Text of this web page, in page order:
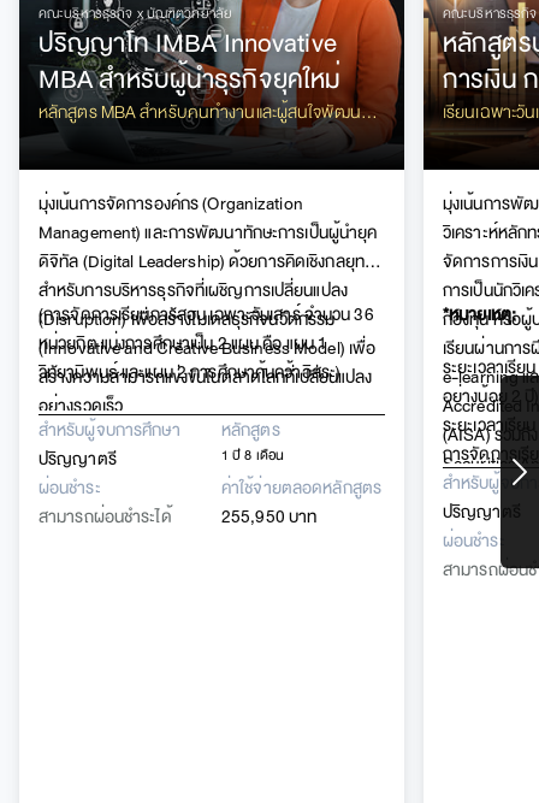
คณะบริหารธุรกิจ xบัณฑิตวิทยาลัย
ปริญญาโท IMBA Innovative
MBA สำหรับผู้นำธุรกิจยุคใหม่
หลักสูตร MBA สำหรับคนทำงานและผู้สนใจพัฒนา
ศักยภาพธุรกิจ เรียนรู้การบริหาร การตลาด การเงิน
และนวัตกรรม เพื่อเติบโตในโลกธุรกิจที่เปลี่ยนแปลง
รวดเร็ว
มุ่งเน้นการจัดการองค์กร (Organization
Management) และการพัฒนาทักษะการเป็นผู้นำยุค
ดิจิทัล (Digital Leadership) ด้วยการคิดเชิงกลยุทธ์
สำหรับการบริหารธุรกิจที่เผชิญการเปลี่ยนแปลง
(Disruption) เพื่อสร้างโมเดลธุรกิจนวัตกรรม
(Innovative and Creative Business Model) เพื่อ
สร้างความสามารถแข่งขันในตลาดโลกที่เปลี่ยนแปลง
อย่างรวดเร็ว
(การจัดการเรียนการสอน เฉพาะวันเสาร์ จำนวน 36
หน่วยกิต แบ่งการศึกษาเป็น2 แผน คือ แผน 1
วิทยานิพนธ์ และแผน 2 การศึกษาค้นคว้าอิสระ)
สำหรับผู้จบการศึกษา
ปริญญาตรี
หลักสูตร
1 ปี 8 เดือน
ผ่อนชำระ
สามารถผ่อนชำระได้
ค่าใช้จ่ายตลอดหลักสูตร
255,950 บาท
คณะบริหารธุรกิ
หลักสูต
การเงิน
หลักทรั
เรียนเฉพาะวั
เตรียมสู่สาย
กองทุน และผู้
มุ่งเน้นการพั
วิเคราะห์หลัก
จัดการการเงิ
การเป็นนักวิ
กองทุน หรือผู้
เรียนผ่านการ
e-learning แ
Accredited
(AISA) รวมถึ
Securities
*หมายเหตุ:
ระยะเวลาเรี
อย่างน้อย 2 ปี)
ระยะเวลาเรี
การจัดการเรี
ศึกษาเป็นแผ
สำหรับผู้จบก
ปริญญาตรี
ผ่อนชำระ
สามารถผ่อนช